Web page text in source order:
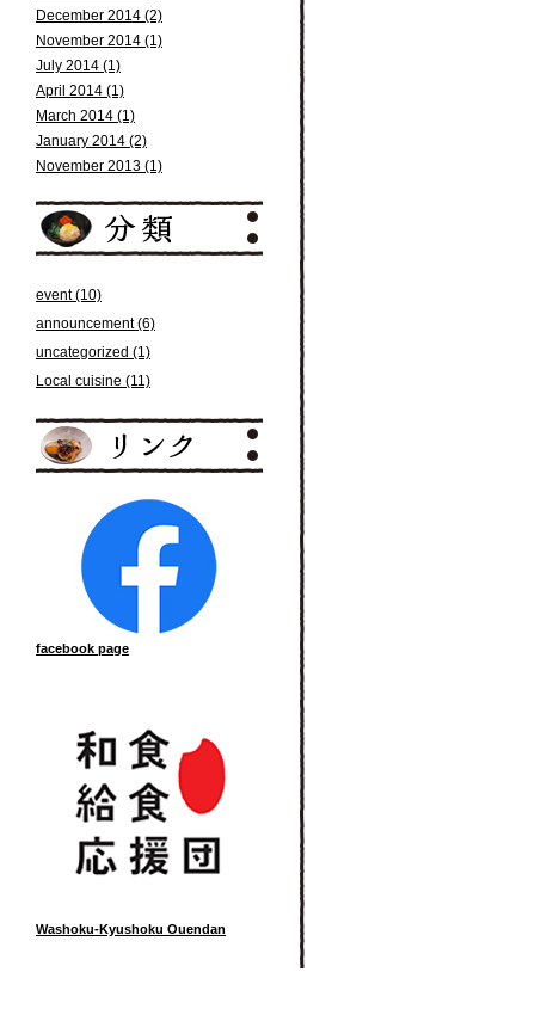
December 2014 (2)
November 2014 (1)
July 2014 (1)
April 2014 (1)
March 2014 (1)
January 2014 (2)
November 2013 (1)
event (10)
announcement (6)
uncategorized (1)
Local cuisine (11)
facebook page
Washoku-Kyushoku Ouendan